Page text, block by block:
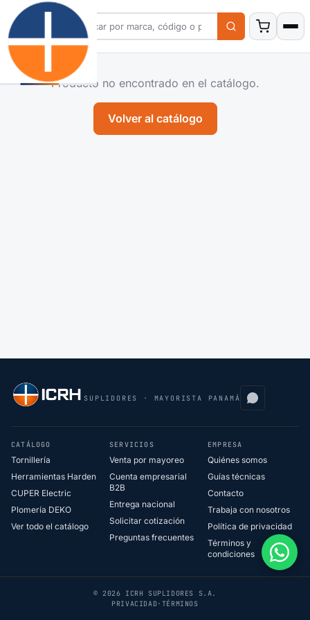
Producto no encontrado en el catálogo.
Volver al catálogo
SUPLIDORES · MAYORISTA PANAMÁ
CATÁLOGO
Tornillería
Herramientas Harden
CUPER Electric
Plomería DEKO
Ver todo el catálogo
SERVICIOS
Venta por mayoreo
Cuenta empresarial
B2B
Entrega nacional
Solicitar cotización
Preguntas frecuentes
EMPRESA
Quiénes somos
Guías técnicas
Contacto
Trabaja con nosotros
Política de privacidad
Términos y
condiciones
© 2026 ICRH SUPLIDORES S.A.
PRIVACIDAD · TÉRMINOS